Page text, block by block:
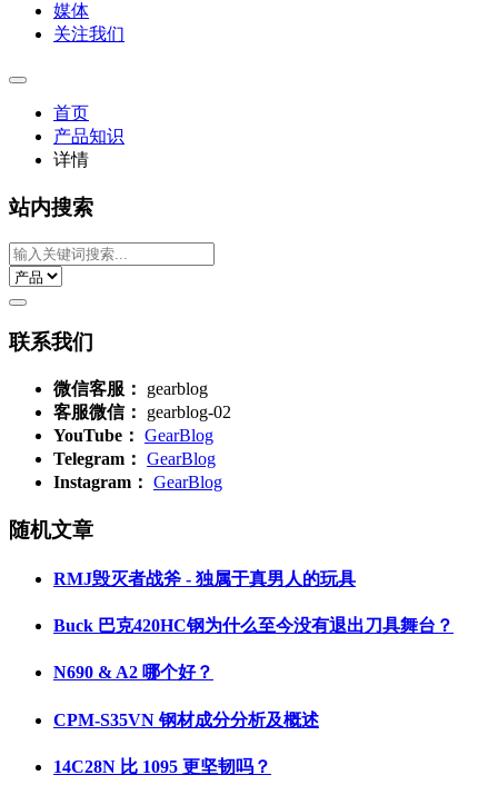
媒体
关注我们
首页
产品知识
详情
站内搜索
联系我们
微信客服：
gearblog
客服微信：
gearblog-02
YouTube： GearBlog
Telegram： GearBlog
Instagram： GearBlog
随机文章
RMJ毁灭者战斧 - 独属于真男人的玩具
Buck 巴克420HC钢为什么至今没有退出刀具舞台？
N690 & A2 哪个好？
CPM-S35VN 钢材成分分析及概述
14C28N 比 1095 更坚韧吗？